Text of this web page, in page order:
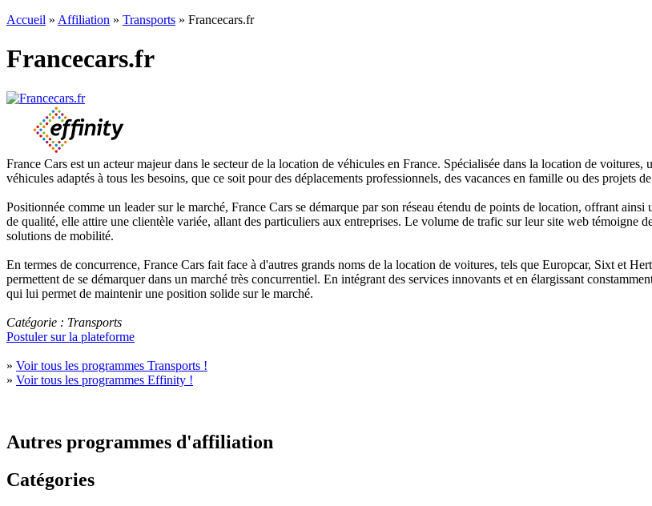
Accueil » Affiliation » Transports » Francecars.fr
Francecars.fr
France Cars est un acteur majeur dans le secteur de la location de véhicules en France. Spécialisée dans la location de
véhicules adaptés à tous les besoins, que ce soit pour des déplacements professionnels, des vacances en famille ou des projets
Positionnée comme un leader sur le marché, France Cars se démarque par son réseau étendu de points de location, offrant
de qualité, elle attire une clientèle variée, allant des particuliers aux entreprises. Le volume de trafic sur leur site web témoigne
solutions de mobilité.
En termes de concurrence, France Cars fait face à d'autres grands noms de la location de voitures, tels que Europcar, Sixt et
permettent de se démarquer dans un marché très concurrentiel. En intégrant des services innovants et en élargissant
qui lui permet de maintenir une position solide sur le marché.
Catégorie : Transports
Postuler sur la plateforme
» Voir tous les programmes Transports !
» Voir tous les programmes Effinity !
Autres programmes d'affiliation
Catégories